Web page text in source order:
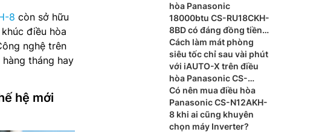
8 còn sở hữu
điều hòa
nghệ trên
tháng hay
hệ mới
hòa Panasonic
18000btu CS-RU18CKH-
8BD có đáng đồng tiền
bát gạo?
Cách làm mát phòng
siêu tốc chỉ sau vài phút
với iAUTO-X trên điều
hòa Panasonic CS-
AU9BKH-8
Có nên mua điều hòa
Panasonic CS-N12AKH-
8 khi ai cũng khuyên
chọn máy Inverter?